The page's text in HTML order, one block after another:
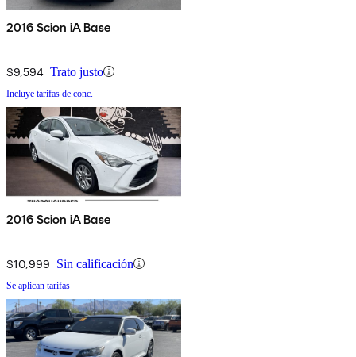
2016 Scion iA Base
$9,594 Trato justo
Incluye tarifas de conc.
2016 Scion iA Base
$10,999 Sin calificación
Se aplican tarifas